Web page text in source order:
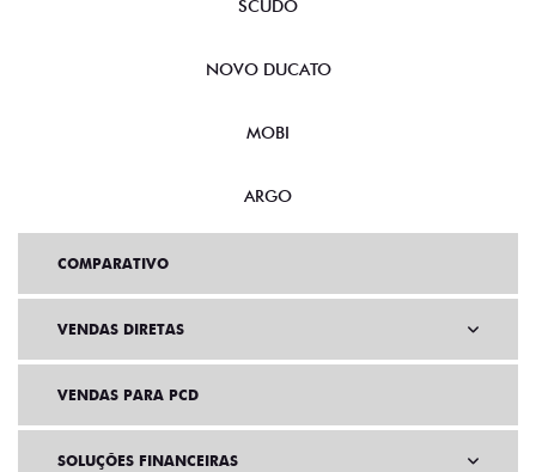
SCUDO
NOVO DUCATO
MOBI
ARGO
COMPARATIVO
VENDAS DIRETAS
VENDAS PARA PCD
SOLUÇÕES FINANCEIRAS